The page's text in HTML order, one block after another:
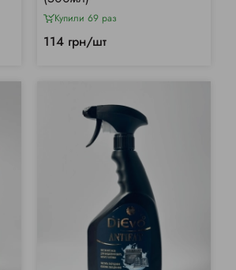
Купили 69 раз
114 грн/шт